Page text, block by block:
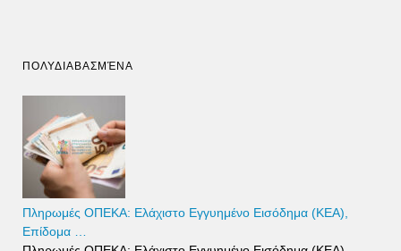
ΠΟΛΥΔΙΑΒΑΣΜΈΝΑ
Πληρωμές ΟΠΕΚΑ: Ελάχιστο Εγγυημένο Εισόδημα (ΚΕΑ),
Επίδομα …